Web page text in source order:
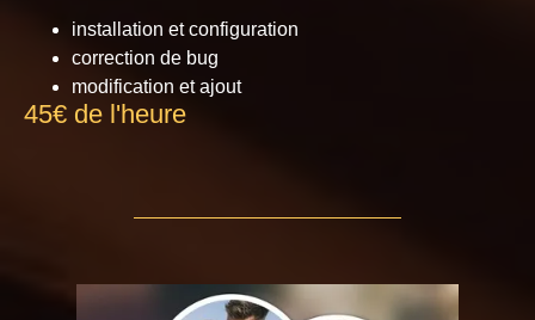
installation et configuration
correction de bug
modification et ajout
45€ de l'heure